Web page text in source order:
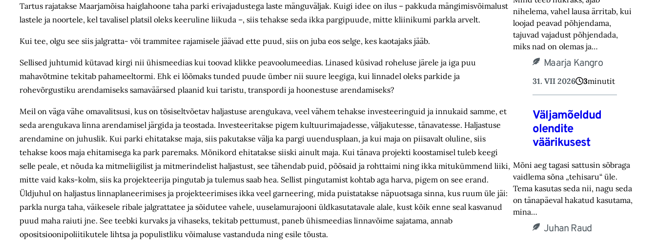
Tartus rajatakse Maarjamõisa haigla­hoone taha parki erivajadustega laste mänguväljak. Kuigi idee on ilus – pakkuda mängimisvõimalust
lastele ja noortele, kel tavalisel platsil oleks keeruline liikuda –, siis tehakse seda ikka pargipuude, mitte kliinikumi parkla arvelt.
Kui tee, olgu see siis jalgratta- või trammitee rajamisele jäävad ette puud, siis on juba eos selge, kes kaotajaks jääb.
Sellised juhtumid kütavad kirgi nii ühismeedias kui toovad klikke peavoolumeedias. Linased küsivad roheluse järele ja iga puu
mahavõtmine tekitab pahameeltormi. Ehk ei lõõmaks tunded puude ümber nii suure leegiga, kui linnadel oleks parkide ja
rohevõrgustiku arendamiseks samaväärsed plaanid kui taristu, transpordi ja hoonestuse arendamiseks?
Meil on väga vähe omavalitsusi, kus on tõsiseltvõetav haljastuse arengukava, veel vähem tehakse investeeringuid ja innukaid samme, et
seda arengukava linna arendamisel järgida ja teostada. Investeeritakse pigem kultuurimajadesse, väljakutesse, tänavatesse. Haljastuse
arendamine on juhuslik. Kui parki ehitatakse maja, siis pakutakse välja ka pargi uuendusplaan, ja kui maja on piisavalt oluline, siis
tehakse koos maja ehitamisega ka park paremaks. Mõnikord ehitatakse siiski ainult maja. Kui tänava projekti koostamisel tuleb keegi
selle peale, et nõuda ka mitmeliigilist ja mitmerindelist haljastust, see tähendab puid, põõsaid ja rohttaimi ning ikka mitukümmend liiki,
mitte vaid kaks-kolm, siis ka projekteerija pingutab ja tulemus saab hea. Sellist pingutamist kohtab aga harva, pigem on see erand.
Üldjuhul on haljastus linnaplaneerimises ja projekteerimises ikka veel garneering, mida puistatakse näpuotsaga sinna, kus ruum üle jäi:
parkla nurga taha, väikesele ribale jalgrattatee ja sõidutee vahele, uuselamurajooni üldkasutatavale alale, kust kõik enne seal kasvanud
puud maha raiuti jne. See teebki kurvaks ja vihaseks, tekitab pettumust, paneb ühismeedias linnavõime sajatama, annab
opositsioonipoliitikutele lihtsa ja populistliku võimaluse vastanduda ning esile tõusta.
nihelema, vahel lausa ärritab, kui
loojad peavad põhjendama,
tajuvad vajadust põhjendada,
miks nad on olemas ja…
Maarja Kangro
31. VII 2026 3minutit
Väljamõeldud
olendite
väärikusest
Mõni aeg tagasi sattusin sõbraga
vaidlema sõna „tehisaru“ üle.
Tema kasutas seda nii, nagu seda
on tänapäeval hakatud kasutama,
mina…
Juhan Raud